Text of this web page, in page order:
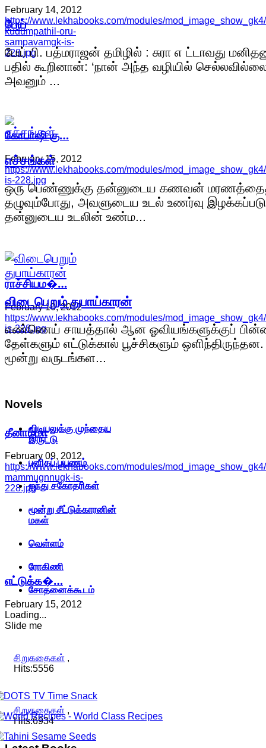
February 14, 2012
https://www.lekhabooks.com/modules/
kudumpathil-oru-
sampavamgk-is-
228.jpg
கோபாஷி கு…
February 15, 2012
https://www.lekhabooks.com/modules/
is-228.jpg
ராச்சியம�…
February 10, 2012
https://www.lekhabooks.com/modules/
is-228.jpg
தீனாம்மா
February 09, 2012
https://www.lekhabooks.com/modules/
mammugnnugk-is-
228.jpg
எட்டுக்க�…
February 15, 2012
Loading...
Slide me
சிறுகதைகள் ,
Hits:5556
சிறுகதைகள் ,
Hits:6934
பேய்
பேய் பி. பத்மராஜன் தமிழில் : சுரா எ ட்டாவது
பதில் கூறினான்: ‘நான் அந்த வழியில்
அவனும் ...
எச்சங்கள்
ஒரு பெண்ணுக்கு தன்னுடைய கணவன்
தழுவும்போது, அவளுடைய உடல் உணர்வு
தன்னுடைய உடலின் உண்ம...
விடைபெறும் துபாய்காரன்
எண்ணெய் சாயத்தால் ஆன ஓவியங்களுக்குப்
தேள்களும் எட்டுக்கால் பூச்சிகளும் ஒளிந்திருந்தன.
மூன்று வருடங்கள...
Novels
விடியலுக்கு முந்தைய
இருட்டு
புனிதப் பயணம்
ஐந்து சகோதரிகள்
மூன்று சீட்டுக்காரனின்
மகள்
வெள்ளம்
ரோகிணி
சோதனைக்கூடம்